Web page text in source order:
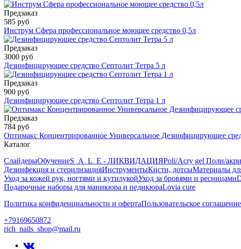
Предзаказ
585 руб
Инструм Сфера профессиональное моющее средство 0,5л
Предзаказ
3000 руб
Дезинфицирующее средство Септолит Тетра 5 л
Предзаказ
900 руб
Дезинфицирующее средство Септолит Тетра 1 л
Предзаказ
784 руб
Оптимакс Концентрированное Универсальное Дезинфицирующее
Каталог
СлайдерыОбучениеS_A_L_E - ЛИКВИДАЦИЯPoli/Acry gel Поли/
Дезинфекция и стерилизацияИнструментыКисти, дотсыМатериалы
Уход за кожей рук, ногтями и кутилукойУход за бровями и ресницами
Подарочные наборы для маникюра и педикюраLovia cure
Политика конфиденциальности и офертаПользовательское соглашение
+79169650872
rich_nails_shop@mail.ru